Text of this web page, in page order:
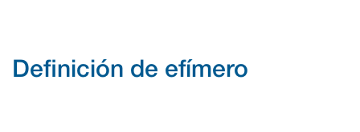
Definición de efímero